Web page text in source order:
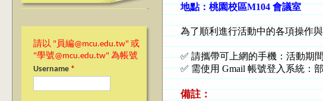
請以 "員編@mcu.edu.tw" 或
"學號@mcu.edu.tw" 為帳號
Username *
地點：桃園校區M104 會議室
為了順利進行活動中的各項操作
✅ 請攜帶可上網的手機：活動期
✅ 需使用 Gmail 帳號登入系統：
備註：